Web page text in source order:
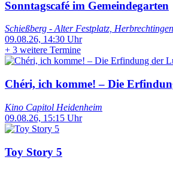
Sonntagscafé im Gemeindegarten
Schießberg - Alter Festplatz,
09.08.26, 14:30 Uhr
+ 3 weitere Termine
Chéri, ich komme! – Die
Kino Capitol Heidenheim
09.08.26, 15:15 Uhr
Toy Story 5